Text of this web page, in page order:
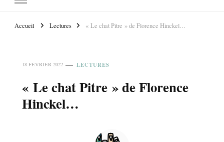
Accueil Lectures « Le chat Pitre » de Florence Hinckel…
18 FÉVRIER 2022 LECTURES
« Le chat Pitre » de Florence
Hinckel…